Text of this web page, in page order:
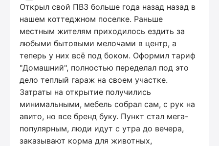
Открыл свой ПВЗ больше года назад назад в
нашем коттеджном поселке. Раньше
местным жителям приходилось ездить за
любыми бытовыми мелочами в центр, а
теперь у них всё под боком. Оформил тариф
"Домашний", полностью переделал под это
дело теплый гараж на своем участке.
Затраты на открытие получились
минимальными, мебель собрал сам, с рук на
авито, но все бренд буку. Пункт стал мега-
популярным, люди идут с утра до вечера,
заказывают корма для животных,